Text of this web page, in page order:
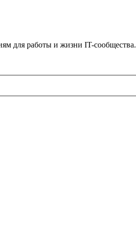
для работы и жизни IT-сообщества.